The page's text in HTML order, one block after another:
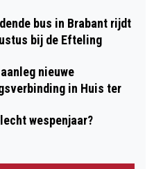
bus in Brabant rijdt
bij de Efteling
nieuwe
in Huis ter
wespenjaar?